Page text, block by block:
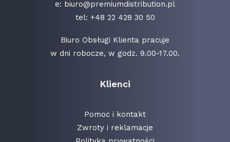
e: biuro@premiumdistribution.pl
tel: +48 22 428 30 50
Biuro Obsługi Klienta pracuje
w dni robocze, w godz. 9.00-17.00.
Klienci
Pomoc i kontakt
Zwroty i reklamacje